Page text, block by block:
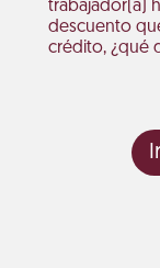
trabajador(a)
descuento
crédito, ¿qué